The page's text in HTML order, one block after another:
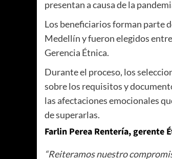
presentan a causa de la
Los beneficiarios forman parte
Medellín y fueron elegidos
Gerencia Étnica.
Durante el proceso, los
sobre los requisitos y
las afectaciones emocionales
de superarlas.
Farlin Perea Rentería, gerente
“Reiteramos nuestro